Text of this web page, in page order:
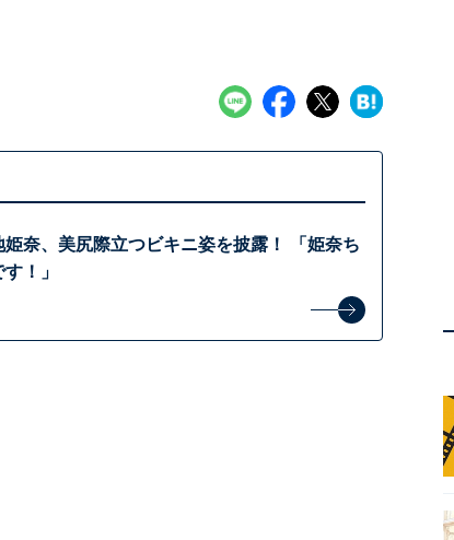
姫奈、美尻際立つビキニ姿を披露！ 「姫奈ち
！」